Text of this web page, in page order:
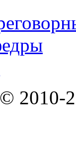
2010-